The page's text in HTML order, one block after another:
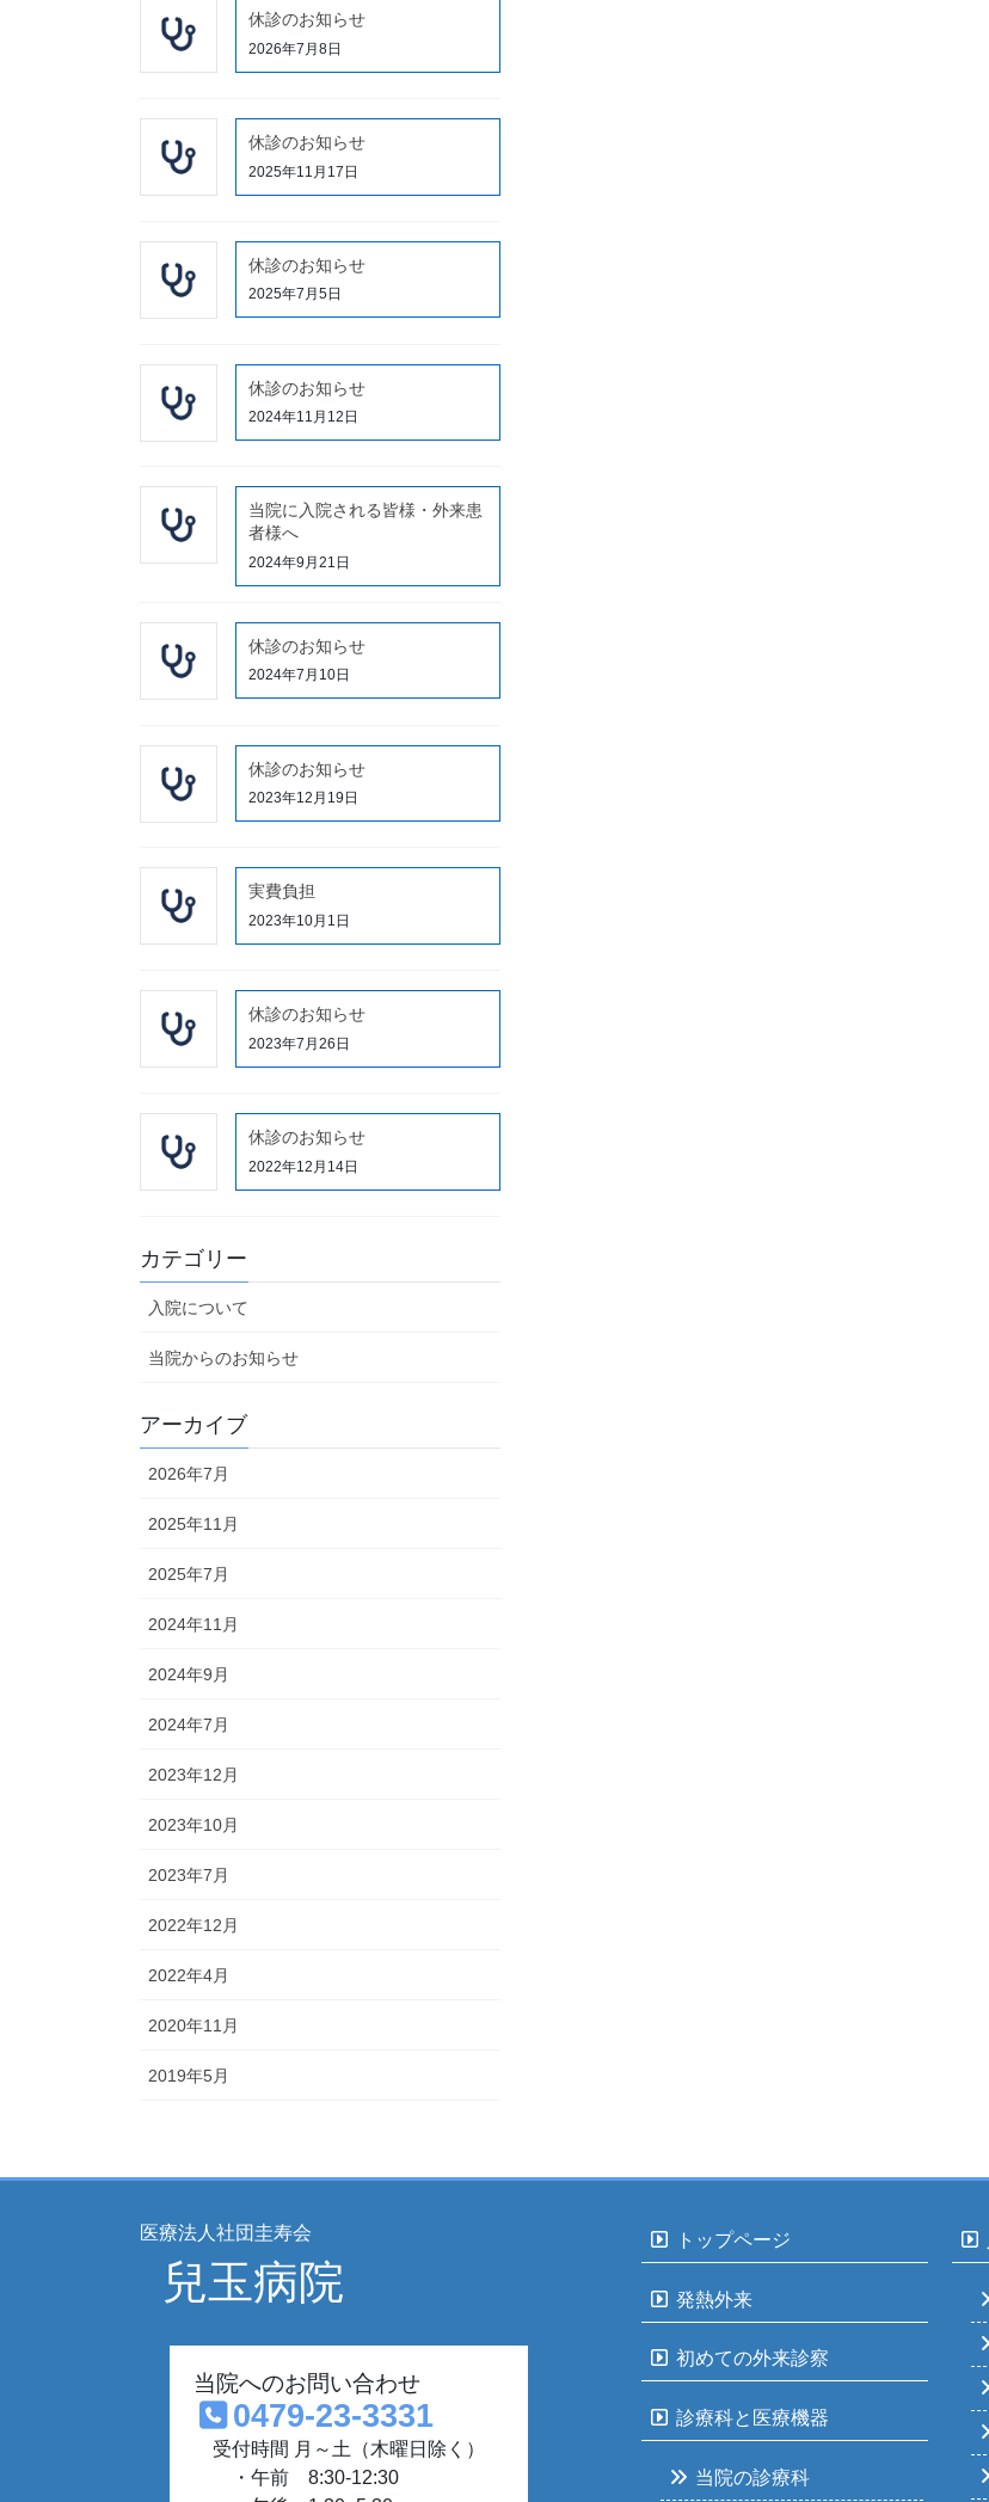
休診のお知らせ
2026年7月8日
休診のお知らせ
2025年11月17日
休診のお知らせ
2025年7月5日
休診のお知らせ
2024年11月12日
当院に入院される皆様・外来患
者様へ
2024年9月21日
休診のお知らせ
2024年7月10日
休診のお知らせ
2023年12月19日
実費負担
2023年10月1日
休診のお知らせ
2023年7月26日
休診のお知らせ
2022年12月14日
カテゴリー
入院について
当院からのお知らせ
アーカイブ
2026年7月
2025年11月
2025年7月
2024年11月
2024年9月
2024年7月
2023年12月
2023年10月
2023年7月
2022年12月
2022年4月
2020年11月
2019年5月
医療法人社団圭寿会
兒玉病院
当院へのお問い合わせ
0479-23-3331
受付時間 月～土（木曜日除く）
・午前 8:30-12:30
トップページ
発熱外来
初めての外来診察
診療科と医療機器
当院の診療科